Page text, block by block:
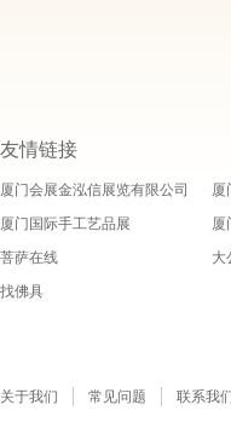
友情链接
厦门会展金泓信展览有限公司 厦
厦门国际手工艺品展
厦
菩萨在线
大
找佛具
关于我们 常见问题 联系我